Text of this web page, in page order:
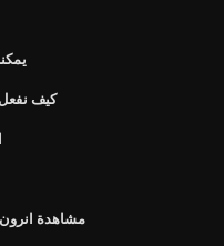
كيف نفعل
مشاهدة انرون